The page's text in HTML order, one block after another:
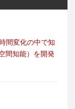
間変化の中で知
間知能）を開発